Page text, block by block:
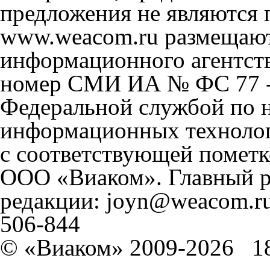
предложения не
www.weacom.ru
информационного
номер СМИ ИА № ФС 77 -
Федеральной службой по
информационных
с соответствующей
ООО «Виаком». Главный
редакции:
506-844
© «Виаком» 2009-2026